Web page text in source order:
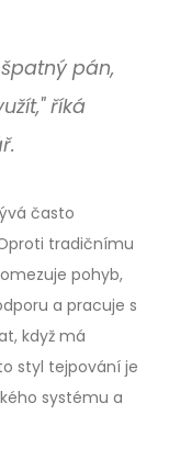
pán,
říká
často
tradičnímu
pohyb,
a pracuje s
když má
styl tejpování je
systému a